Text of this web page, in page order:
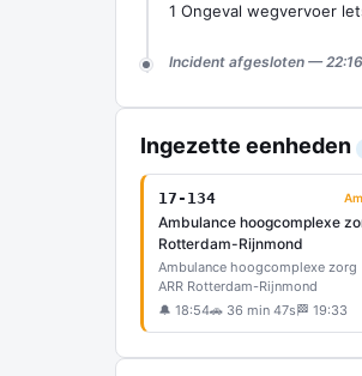
1 Ongeval wegvervoer
Incident afgesloten — 22:16
Ingezette eenheden
17-134
Ambulance hoogcomplexe
Rotterdam-Rijnmond
Ambulance hoogcomplexe zorg
ARR Rotterdam-Rijnmond
🔔 18:54🚗 36 min 47s 🏁 19:33